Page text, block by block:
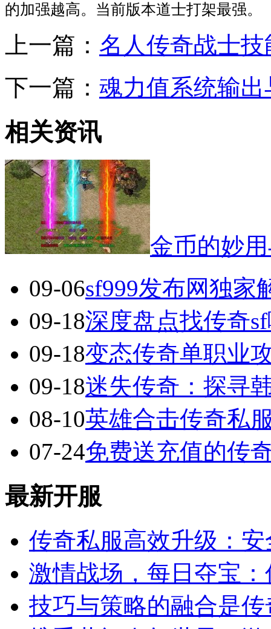
的加强越高。当前版本道士打架最强。
上一篇： 名人传奇战士
下一篇： 魂力值系统输
相关资讯
金币的妙
09-06sf999发布网独家
09-18深度盘点找传奇
09-18变态传奇单职业
09-18迷失传奇：探寻
08-10英雄合击传奇私
07-24免费送充值的传
最新开服
传奇私服高效升级：
激情战场，每日夺宝
技巧与策略的融合是